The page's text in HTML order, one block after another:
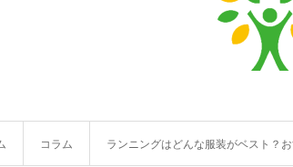
コラム ランニングはどんな服装がベスト？